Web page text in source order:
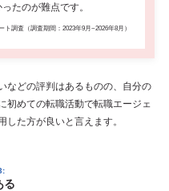
たのが難点です。
ト調査（調査期間：2023年9月~2026年8月）
などの評判はあるものの、自分の
初めての転職活動で転職エージェ
た方が良いと言えます。
る